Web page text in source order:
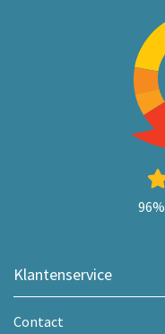
96%
Klantenservice
Contact